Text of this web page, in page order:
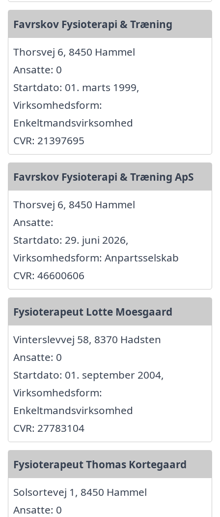
Favrskov Fysioterapi & Træning
Thorsvej 6, 8450 Hammel
Ansatte: 0
Startdato: 01. marts 1999,
Virksomhedsform:
Enkeltmandsvirksomhed
CVR: 21397695
Favrskov Fysioterapi & Træning ApS
Thorsvej 6, 8450 Hammel
Ansatte:
Startdato: 29. juni 2026,
Virksomhedsform: Anpartsselskab
CVR: 46600606
Fysioterapeut Lotte Moesgaard
Vinterslevvej 58, 8370 Hadsten
Ansatte: 0
Startdato: 01. september 2004,
Virksomhedsform:
Enkeltmandsvirksomhed
CVR: 27783104
Fysioterapeut Thomas Kortegaard
Solsortevej 1, 8450 Hammel
Ansatte: 0